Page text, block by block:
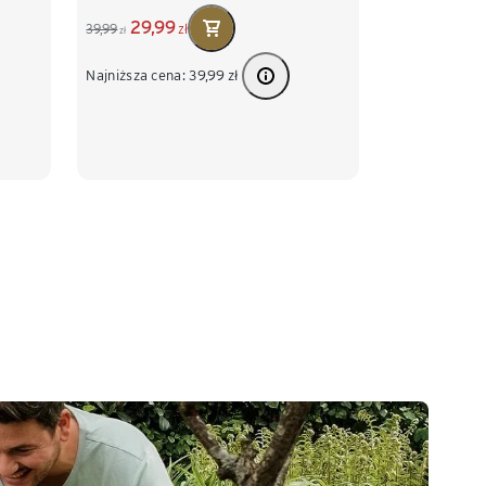
39,99 zł 29,99 zł
Najniższa cena: 39,99 zł